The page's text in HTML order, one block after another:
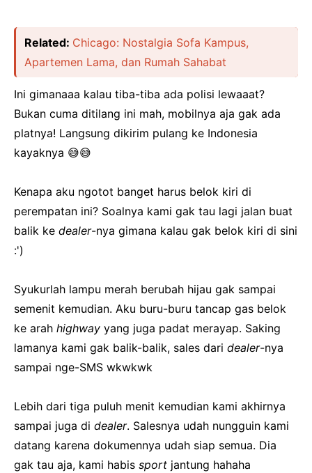
Related: Chicago: Nostalgia Sofa Kampus,
Apartemen Lama, dan Rumah Sahabat
Ini gimanaaa kalau tiba-tiba ada polisi lewaaat?
Bukan cuma ditilang ini mah, mobilnya aja gak ada
platnya! Langsung dikirim pulang ke Indonesia
kayaknya 😅😅
Kenapa aku ngotot banget harus belok kiri di
perempatan ini? Soalnya kami gak tau lagi jalan buat
balik ke dealer-nya gimana kalau gak belok kiri di sini
:')
Syukurlah lampu merah berubah hijau gak sampai
semenit kemudian. Aku buru-buru tancap gas belok
ke arah highway yang juga padat merayap. Saking
lamanya kami gak balik-balik, sales dari dealer-nya
sampai nge-SMS wkwkwk
Lebih dari tiga puluh menit kemudian kami akhirnya
sampai juga di dealer. Salesnya udah nungguin kami
datang karena dokumennya udah siap semua. Dia
gak tau aja, kami habis sport jantung hahaha